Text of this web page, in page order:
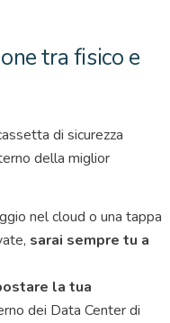
tra fisico e
di sicurezza
della miglior
nel cloud o una tappa
sarai sempre tu a
la tua
dei Data Center di